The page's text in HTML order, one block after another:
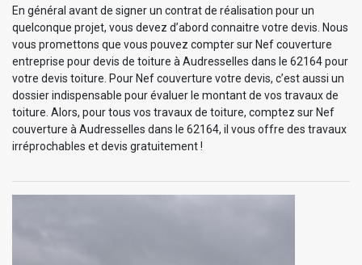
En général avant de signer un contrat de réalisation pour un
quelconque projet, vous devez d’abord connaitre votre devis. Nous
vous promettons que vous pouvez compter sur Nef couverture
entreprise pour devis de toiture à Audresselles dans le 62164 pour
votre devis toiture. Pour Nef couverture votre devis, c’est aussi un
dossier indispensable pour évaluer le montant de vos travaux de
toiture. Alors, pour tous vos travaux de toiture, comptez sur Nef
couverture à Audresselles dans le 62164, il vous offre des travaux
irréprochables et devis gratuitement !